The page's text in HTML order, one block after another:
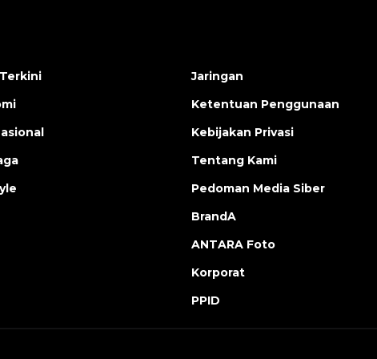
Jaringan
Ketentuan Penggunaan
Kebijakan Privasi
Tentang Kami
Pedoman Media Siber
BrandA
ANTARA Foto
Korporat
PPID